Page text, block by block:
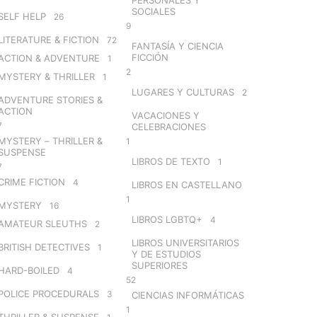
HELP 26
& FICTION 72
& ADVENTURE 1
& THRILLER 1
STORIES &
– THRILLER &
FICTION 4
16
SLEUTHS 2
DETECTIVES 1
BOILED 4
PROCEDURALS 3
SOCIALES
9
FANTASÍA Y CIENCIA
FICCIÓN
2
LUGARES Y CULTURAS 2
VACACIONES Y
CELEBRACIONES
1
LIBROS DE TEXTO 1
LIBROS EN CASTELLANO
1
LIBROS LGBTQ+ 4
LIBROS UNIVERSITARIOS
Y DE ESTUDIOS
SUPERIORES
52
CIENCIAS INFORMÁTICAS
1